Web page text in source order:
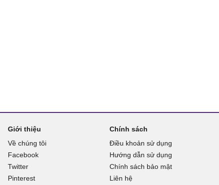
Giới thiệu
Về chúng tôi
Facebook
Twitter
Pinterest
Chính sách
Điều khoản sử dụng
Hướng dẫn sử dụng
Chính sách bảo mật
Liên hệ